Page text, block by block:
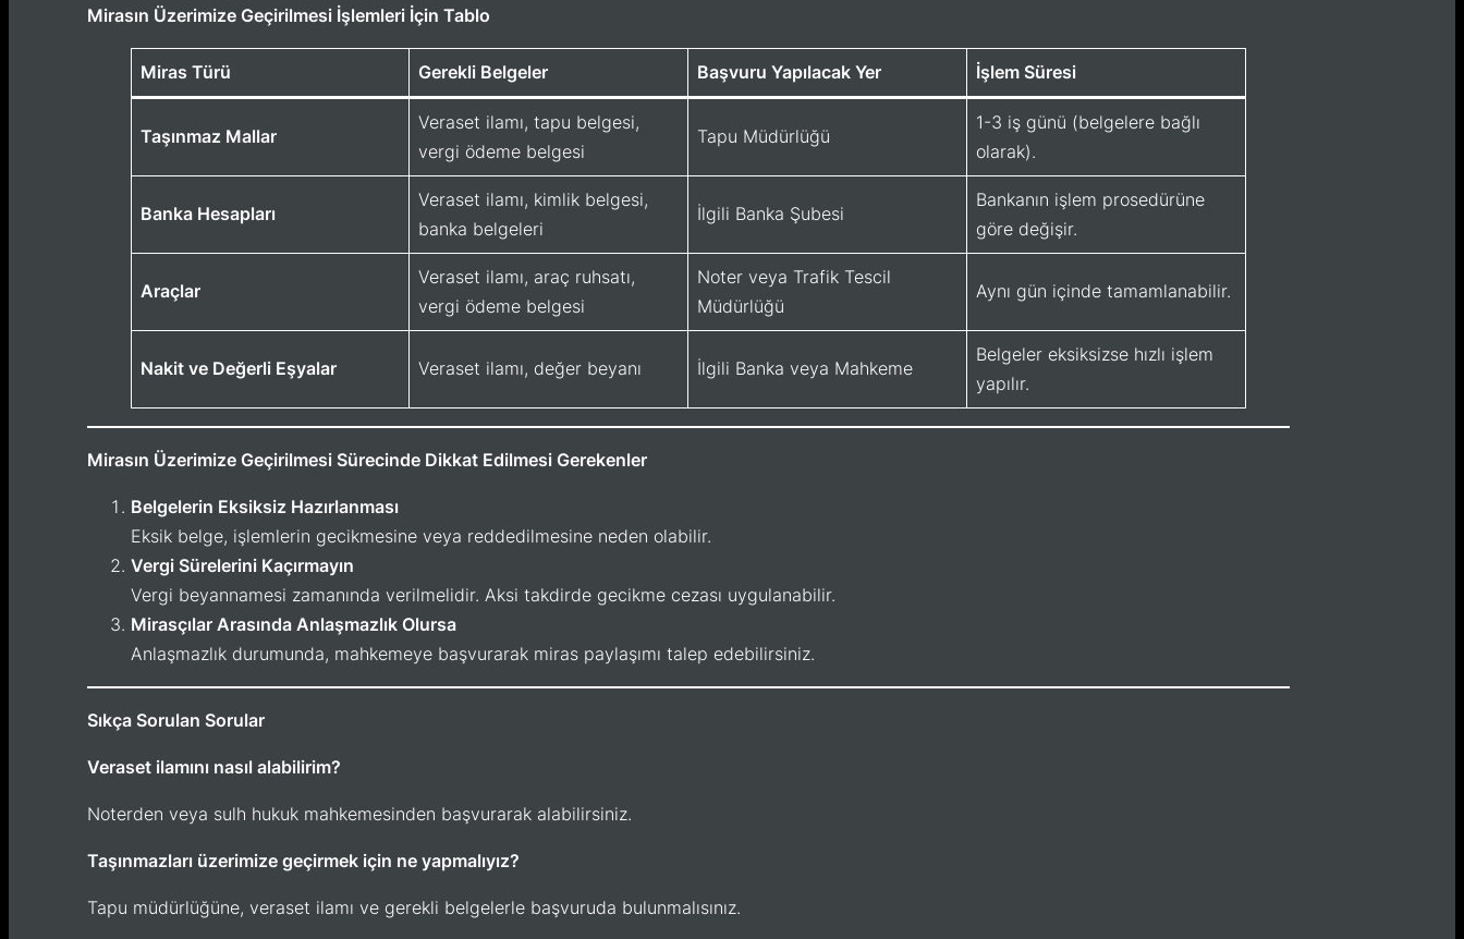
Mirasın Üzerimize Geçirilmesi İşlemleri İçin Tablo
Miras Türü Gerekli Belgeler Başvuru Yapılacak Yer İşlem Süresi
Taşınmaz Mallar
Veraset ilamı, tapu belgesi,
vergi ödeme belgesi
Tapu Müdürlüğü
1-3 iş günü (belgelere bağlı
olarak).
Banka Hesapları
Veraset ilamı, kimlik belgesi,
banka belgeleri
İlgili Banka Şubesi
Bankanın işlem prosedürüne
göre değişir.
Araçlar
Veraset ilamı, araç ruhsatı,
vergi ödeme belgesi
Noter veya Trafik Tescil
Müdürlüğü
Aynı gün içinde tamamlanabilir.
Nakit ve Değerli Eşyalar Veraset ilamı, değer beyanı İlgili Banka veya Mahkeme
Belgeler eksiksizse hızlı işlem
yapılır.
Mirasın Üzerimize Geçirilmesi Sürecinde Dikkat Edilmesi Gerekenler
Belgelerin Eksiksiz Hazırlanması
Eksik belge, işlemlerin gecikmesine veya reddedilmesine neden olabilir.
Vergi Sürelerini Kaçırmayın
Vergi beyannamesi zamanında verilmelidir. Aksi takdirde gecikme cezası uygulanabilir.
Mirasçılar Arasında Anlaşmazlık Olursa
Anlaşmazlık durumunda, mahkemeye başvurarak miras paylaşımı talep edebilirsiniz.
Sıkça Sorulan Sorular
Veraset ilamını nasıl alabilirim?
Noterden veya sulh hukuk mahkemesinden başvurarak alabilirsiniz.
Taşınmazları üzerimize geçirmek için ne yapmalıyız?
Tapu müdürlüğüne, veraset ilamı ve gerekli belgelerle başvuruda bulunmalısınız.